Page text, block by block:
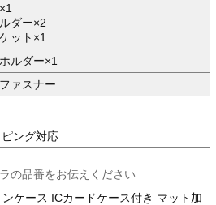
ダー×2
ット×1
ルダー×1
ァスナー
ピング対応
の品番をお伝えください
ケース ICカードケース付き マット加